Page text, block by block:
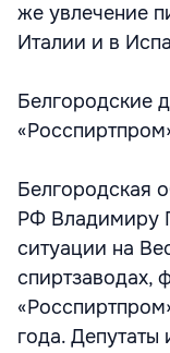
же увлечение
Италии и в
Белгородские
Белгородская
РФ Владимиру
ситуации на
спиртзаводах,
года. Депутаты